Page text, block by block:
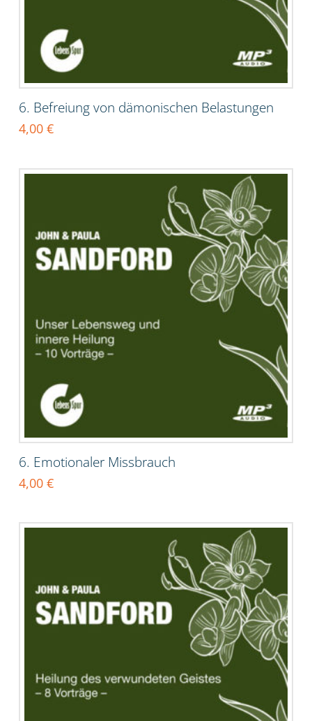
6. Befreiung von dämonischen Belastungen
4,00 €
6. Emotionaler Missbrauch
4,00 €